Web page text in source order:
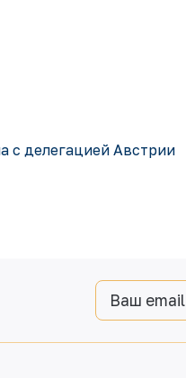
с делегацией Австрии
Ваш email